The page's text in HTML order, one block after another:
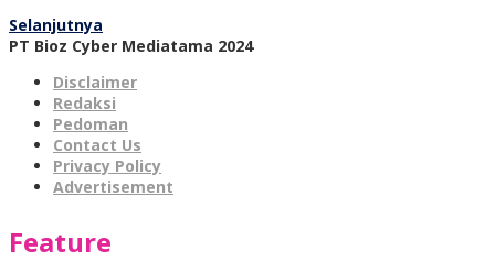
Selanjutnya
PT Bioz Cyber Mediatama 2024
Disclaimer
Redaksi
Pedoman
Contact Us
Privacy Policy
Advertisement
Feature